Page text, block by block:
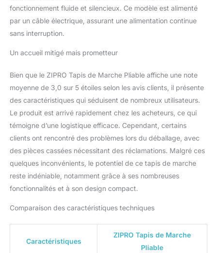
fonctionnement fluide et silencieux. Ce modèle est alimenté
par un câble électrique, assurant une alimentation continue
sans interruption.
Un accueil mitigé mais prometteur
Bien que le ZIPRO Tapis de Marche Pliable affiche une note
moyenne de 3,0 sur 5 étoiles selon les avis clients, il présente
des caractéristiques qui séduisent de nombreux utilisateurs.
Le produit est arrivé rapidement chez les acheteurs, ce qui
témoigne d’une logistique efficace. Cependant, certains
clients ont rencontré des problèmes lors du déballage, avec
des pièces cassées nécessitant des réclamations. Malgré ces
quelques inconvénients, le potentiel de ce tapis de marche
reste indéniable, notamment grâce à ses nombreuses
fonctionnalités et à son design compact.
Comparaison des caractéristiques techniques
Caractéristiques
ZIPRO Tapis de Marche
Pliable